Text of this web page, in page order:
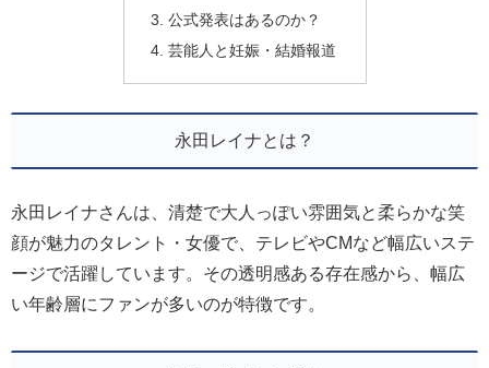
公式発表はあるのか？
芸能人と妊娠・結婚報道
永田レイナとは？
永田レイナさんは、清楚で大人っぽい雰囲気と柔らかな笑
顔が魅力のタレント・女優で、テレビやCMなど幅広いステ
ージで活躍しています。その透明感ある存在感から、幅広
い年齢層にファンが多いのが特徴です。